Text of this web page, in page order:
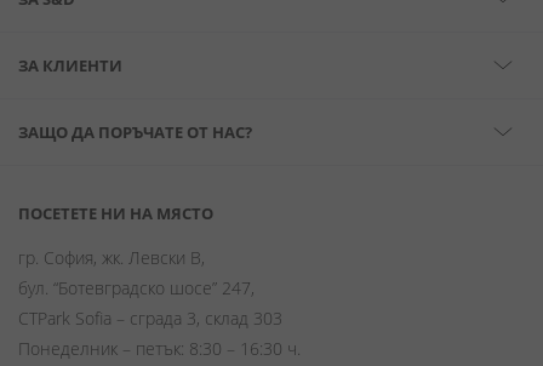
ЗА КЛИЕНТИ
ЗАЩО ДА ПОРЪЧАТЕ ОТ НАС?
ПОСЕТЕТЕ НИ НА МЯСТО
гр. София, жк. Левски В,
бул. “Ботевградско шосе” 247,
CTPark Sofia – сграда 3, склад 303
Понеделник – петък: 8:30 – 16:30 ч.